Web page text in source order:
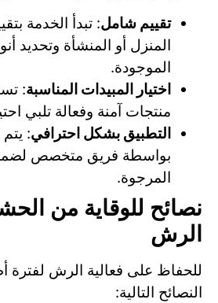
تقييم شامل: تبدأ الخدمة
المنزل أو المنشأة وتحديد
الموجودة.
اختيار المبيدات المناسبة:
منتجات آمنة وفعالة تلبي
التطبيق بشكل احترافي:
بواسطة فريق متخصص
المرجوة.
نصائح للوقاية من
الرش
للحفاظ على فعالية الرش لفترة
النصائح التالية: